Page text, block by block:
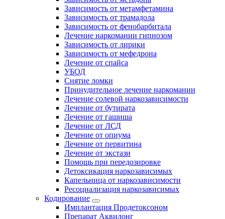
Зависимость от метамфетамина
Зависимость от трамадола
Зависимость от фенобарбитала
Лечение наркомании гипнозом
Зависимость от лирики
Зависимость от мефедрона
Лечение от спайса
УБОД
Снятие ломки
Принудительное лечение наркомании
Лечение солевой наркозависимости
Лечение от бутирата
Лечение от гашиша
Лечение от ЛСД
Лечение от опиума
Лечение от первитина
Лечение от экстази
Помощь при передозировке
Детоксикация наркозависимых
Капельница от наркозависимости
Ресоциализация наркозависимых
Кодирование
Имплантация Продетоксоном
Препарат Аквилонг